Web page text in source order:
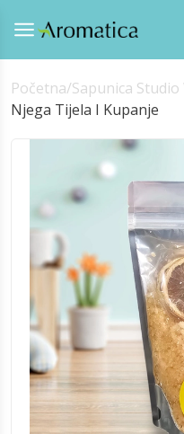
Početna/Sapunica Studio
Njega Tijela I Kupanje